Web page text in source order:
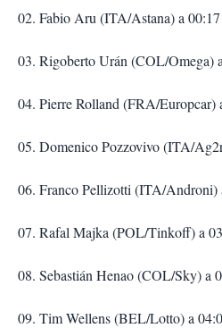
02. Fabio Aru (ITA/Astana) a 00:17
03. Rigoberto Urán (COL/Omega)
04. Pierre Rolland (FRA/Europcar)
05. Domenico Pozzovivo (ITA/
06. Franco Pellizotti (ITA/Androni)
07. Rafal Majka (POL/Tinkoff) a
08. Sebastián Henao (COL/Sky) a
09. Tim Wellens (BEL/Lotto) a